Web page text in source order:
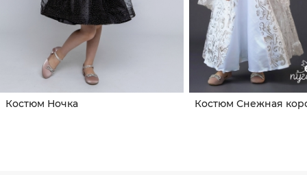
Костюм Ночка Костюм Снежная